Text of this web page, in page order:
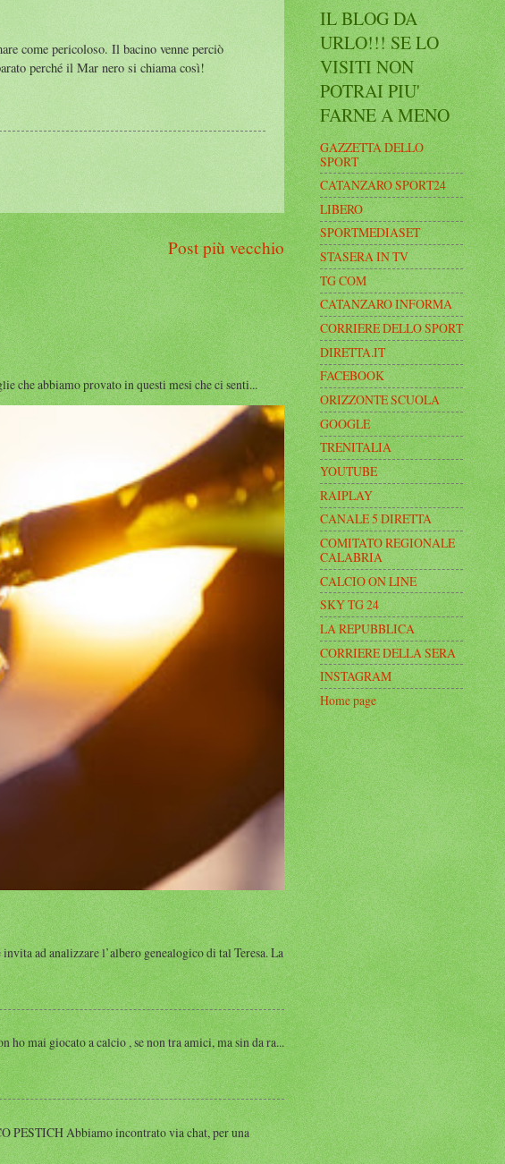
come pericoloso. Il bacino venne perciò
perché il Mar nero si chiama così!
Post più vecchio
che abbiamo provato in questi mesi che ci senti...
ad analizzare l’albero genealogico di tal Teresa. La
mai giocato a calcio , se non tra amici, ma sin da ra...
Abbiamo incontrato via chat, per una
IL BLOG DA
URLO!!! SE LO
VISITI NON
POTRAI PIU'
FARNE A MENO
GAZZETTA DELLO
SPORT
CATANZARO SPORT24
LIBERO
SPORTMEDIASET
STASERA IN TV
TG COM
CATANZARO INFORMA
CORRIERE DELLO SPORT
DIRETTA.IT
FACEBOOK
ORIZZONTE SCUOLA
GOOGLE
TRENITALIA
YOUTUBE
RAIPLAY
CANALE 5 DIRETTA
COMITATO REGIONALE
CALABRIA
CALCIO ON LINE
SKY TG 24
LA REPUBBLICA
CORRIERE DELLA SERA
INSTAGRAM
Home page